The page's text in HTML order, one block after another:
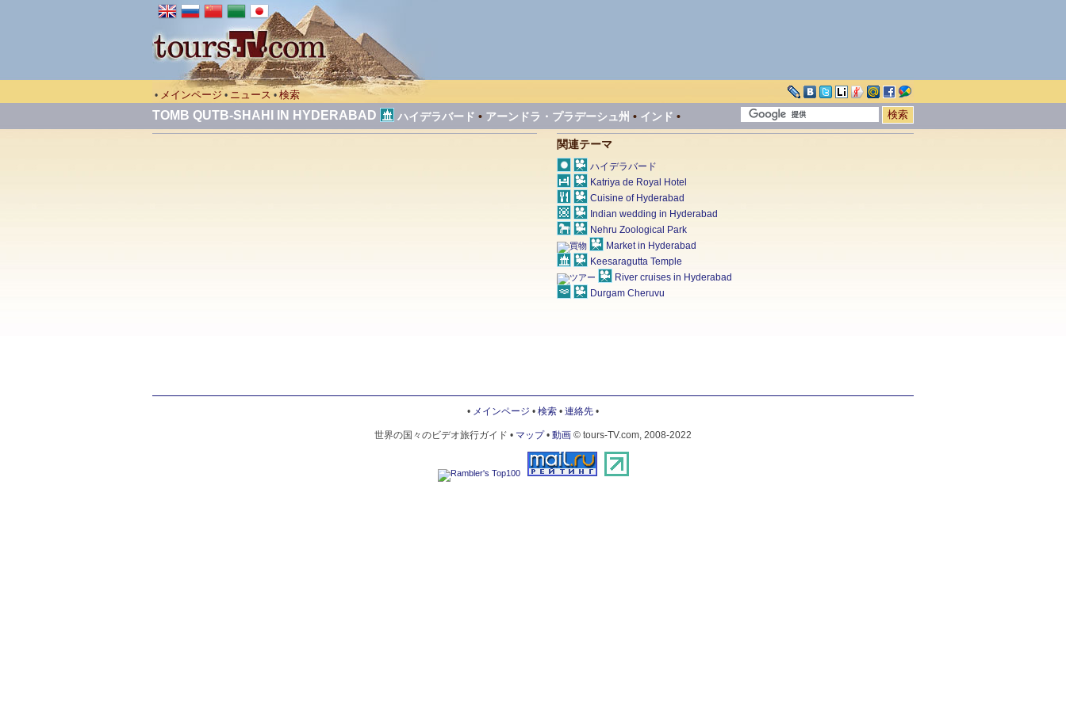
• メインページ • ニュース • 検索
TOMB QUTB-SHAHI IN HYDERABAD ハイデラバード • アーンドラ・プラデーシュ州 • インド •
関連テーマ
ハイデラバード
Katriya de Royal Hotel
Cuisine of Hyderabad
Indian wedding in Hyderabad
Nehru Zoological Park
Market in Hyderabad
Keesaragutta Temple
River cruises in Hyderabad
Durgam Cheruvu
• メインページ • 検索 • 連絡先 •
世界の国々のビデオ旅行ガイド • マップ• 動画 © tours-TV.com, 2008-2022